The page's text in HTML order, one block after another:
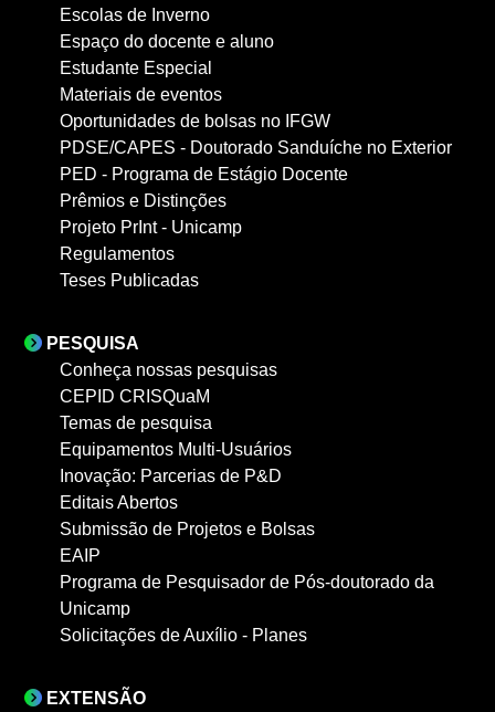
Escolas de Inverno
Espaço do docente e aluno
Estudante Especial
Materiais de eventos
Oportunidades de bolsas no IFGW
PDSE/CAPES - Doutorado Sanduíche no Exterior
PED - Programa de Estágio Docente
Prêmios e Distinções
Projeto PrInt - Unicamp
Regulamentos
Teses Publicadas
PESQUISA
Conheça nossas pesquisas
CEPID CRISQuaM
Temas de pesquisa
Equipamentos Multi-Usuários
Inovação: Parcerias de P&D
Editais Abertos
Submissão de Projetos e Bolsas
EAIP
Programa de Pesquisador de Pós-doutorado da
Unicamp
Solicitações de Auxílio - Planes
EXTENSÃO